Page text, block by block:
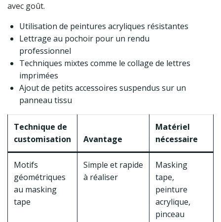
avec goût.
Utilisation de peintures acryliques résistantes
Lettrage au pochoir pour un rendu
professionnel
Techniques mixtes comme le collage de lettres
imprimées
Ajout de petits accessoires suspendus sur un
panneau tissu
Technique de
customisation
Avantage
Matériel
nécessaire
Motifs
géométriques
au masking
tape
Simple et rapide
à réaliser
Masking
tape,
peinture
acrylique,
pinceau